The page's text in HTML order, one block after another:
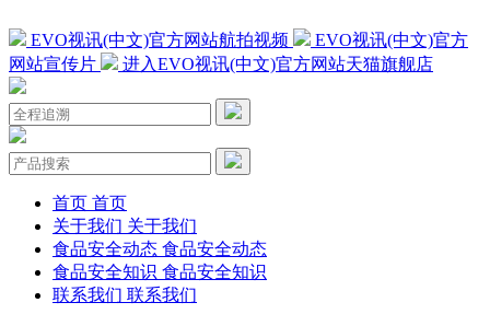
EVO视讯(中文)官方网站航拍视频
EVO视讯(中文)官方
网站宣传片
进入EVO视讯(中文)官方网站天猫旗舰店
首页 首页
关于我们 关于我们
食品安全动态 食品安全动态
食品安全知识 食品安全知识
联系我们 联系我们